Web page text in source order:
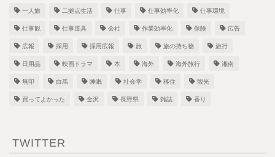
一人旅 二拠点生活 仕事 仕事効率化 仕事環境
仕事観 仕事道具 会社 作業効率化 保険 広告
広報 採用 採用広報 旅 旅の持ち物 旅行
日用品 映画ドラマ 本 海外 海外旅行 湘南
無印 白馬 睡眠 社会学 移住 観光
買ってよかった 金沢 長野県 雑誌 香り
TWITTER